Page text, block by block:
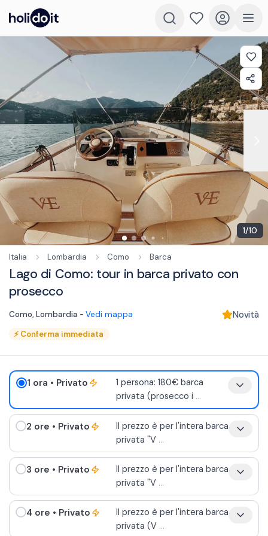
1/10
Italia Lombardia Como Barca
Lago di Como: tour in barca privato con
prosecco
Como, Lombardia - Vedi mappa Novità
⚡Conferma immediata
1 ora • Privato
1 persona: 180€ barca
privata (prosecco i ...
2 ore • Privato
Il prezzo è per l'intera barca
privata "V...
3 ore • Privato
Il prezzo è per l'intera barca
privata "V...
4 ore • Privato
Il prezzo è per l'intera barca
privata (V...